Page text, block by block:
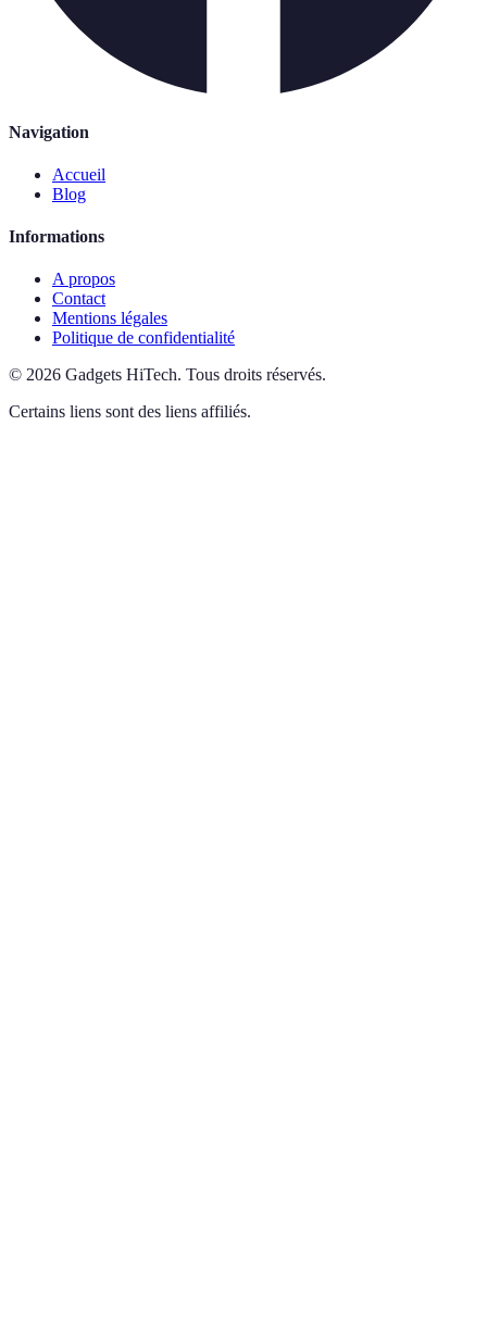
Navigation
Accueil
Blog
Informations
A propos
Contact
Mentions légales
Politique de confidentialité
© 2026 Gadgets HiTech. Tous droits réservés.
Certains liens sont des liens affiliés.